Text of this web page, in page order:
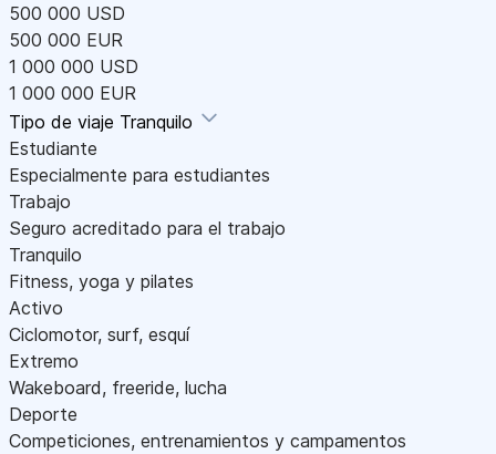
500 000 USD
500 000 EUR
1 000 000 USD
1 000 000 EUR
Tipo de viaje Tranquilo
Estudiante
Especialmente para estudiantes
Trabajo
Seguro acreditado para el trabajo
Tranquilo
Fitness, yoga y pilates
Activo
Ciclomotor, surf, esquí
Extremo
Wakeboard, freeride, lucha
Deporte
Competiciones, entrenamientos y campamentos